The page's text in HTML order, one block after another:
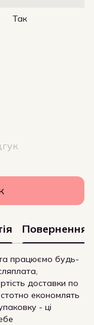
Так
Повернення
працюємо будь-
доставки по
економлять
- ці